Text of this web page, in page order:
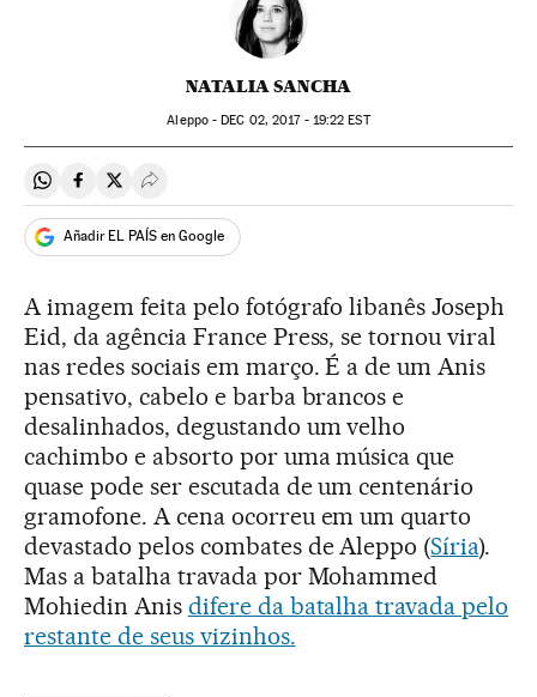
NATALIA SANCHA
Aleppo -DEC 02, 2017 - 19:22 EST
Compartir en Whatsapp
Compartir en Facebook
Compartir en Twitter
Desplegar Redes Sociales
Añadir EL PAÍS en Google
A imagem feita pelo fotógrafo libanês Joseph
Eid, da agência France Press, se tornou viral
nas redes sociais em março. É a de um Anis
pensativo, cabelo e barba brancos e
desalinhados, degustando um velho
cachimbo e absorto por uma música que
quase pode ser escutada de um centenário
gramofone. A cena ocorreu em um quarto
devastado pelos combates de Aleppo (Síria).
Mas a batalha travada por Mohammed
Mohiedin Anis difere da batalha travada pelo
restante de seus vizinhos.